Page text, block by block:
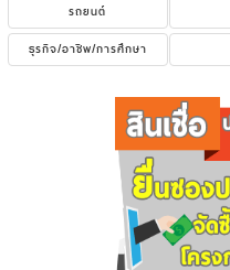
รถยนต์
ธุรกิจ/อาชีพ/การศึกษา